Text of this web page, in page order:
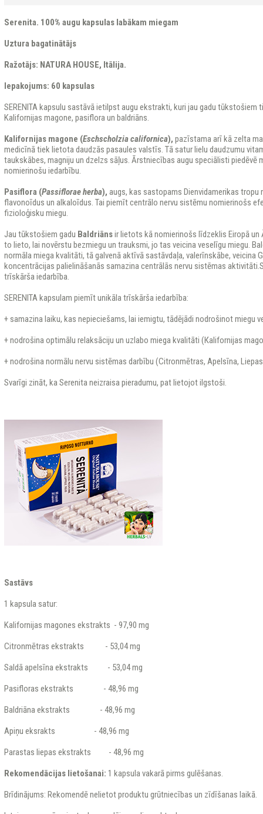
Serenita. 100% augu kapsulas labākam miegam
Uztura bagatinātājs
Ražotājs: NATURA HOUSE, Itālija.
Iepakojums: 60 kapsulas
SERENITA kapsulu sastāvā ietilpst augu ekstrakti, kuri jau gadu
Kalifornijas magone, pasiflora un baldriāns.
Kalifornijas magone (Eschscholzia californica), pazīstama arī kā zelta
medicīnā tiek lietota daudzās pasaules valstīs. Tā satur lielu daudzumu
taukskābes, magniju un dzelzs sāļus. Ārstniecības augu speciālisti piedēvē
nomierinošu iedarbību.
Pasiflora (Passiflorae herba), augs, kas sastopams Dienvidamerikas tropu
flavonoīdus un alkaloīdus. Tai piemīt centrālo nervu sistēmu nomierinošs
fizioloģisku miegu.
Jau tūkstošiem gadu Baldriānsir lietots kā nomierinošs līdzeklis Eiropā un
to lieto, lai novērstu bezmiegu un trauksmi, jo tas veicina veselīgu miegu.
normāla miega kvalitāti, tā galvenā aktīvā sastāvdaļa, valerīnskābe, veicina
koncentrācijas palielināšanās samazina centrālās nervu sistēmas
trīskārša iedarbība.
SERENITA kapsulam piemīt unikāla trīskārša iedarbība:
+ samazina laiku, kas nepieciešams, lai iemigtu, tādējādi nodrošinot miegu
+ nodrošina optimālu relaksāciju un uzlabo miega kvalitāti (Кalifornijas
+ nodrošina normālu nervu sistēmas darbību (Citronmētras, Apelsīna,
Svarīgi zināt, ka Serenita neizraisa pieradumu, pat lietojot ilgstoši.
Sastāvs
1 kapsula satur:
Kalifornijas magones ekstrakts - 97,90 mg
Citronmētras ekstrakts - 53,04 mg
Saldā apelsīna ekstrakts - 53,04 mg
Pasifloras ekstrakts - 48,96 mg
Baldriāna ekstrakts - 48,96 mg
Apiņu eksrakts - 48,96 mg
Parastas liepas ekstrakts - 48,96 mg
Rekomendācijas lietošanai: 1 kapsula vakarā pirms gulēšanas.
Brīdinājums: Rekomendē nelietot produktu grūtniecības un zīdīšanas laikā.